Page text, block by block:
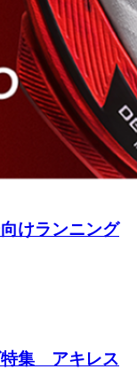
けランニング
特集 アキレス